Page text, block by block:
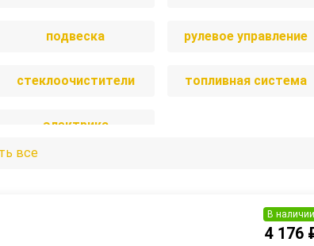
подвеска рулевое управление
стеклоочистители топливная система
электрика
все
В наличии
4 176